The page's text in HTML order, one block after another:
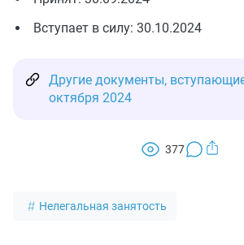
Вступает в силу: 30.10.2024
Другие документы,
октября 2024
377
Нелегальная занятость